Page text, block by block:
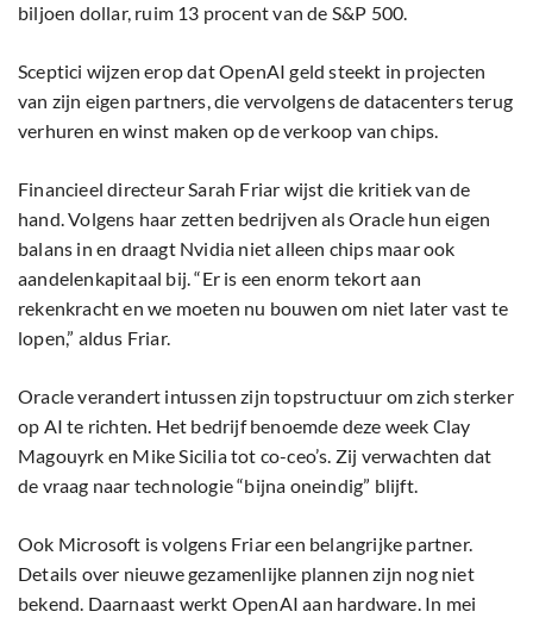
biljoen dollar, ruim 13 procent van de S&P 500.
Sceptici wijzen erop dat OpenAI geld steekt in projecten
van zijn eigen partners, die vervolgens de datacenters terug
verhuren en winst maken op de verkoop van chips.
Financieel directeur Sarah Friar wijst die kritiek van de
hand. Volgens haar zetten bedrijven als Oracle hun eigen
balans in en draagt Nvidia niet alleen chips maar ook
aandelenkapitaal bij. “Er is een enorm tekort aan
rekenkracht en we moeten nu bouwen om niet later vast te
lopen,” aldus Friar.
Oracle verandert intussen zijn topstructuur om zich sterker
op AI te richten. Het bedrijf benoemde deze week Clay
Magouyrk en Mike Sicilia tot co-ceo’s. Zij verwachten dat
de vraag naar technologie “bijna oneindig” blijft.
Ook Microsoft is volgens Friar een belangrijke partner.
Details over nieuwe gezamenlijke plannen zijn nog niet
bekend. Daarnaast werkt OpenAI aan hardware. In mei